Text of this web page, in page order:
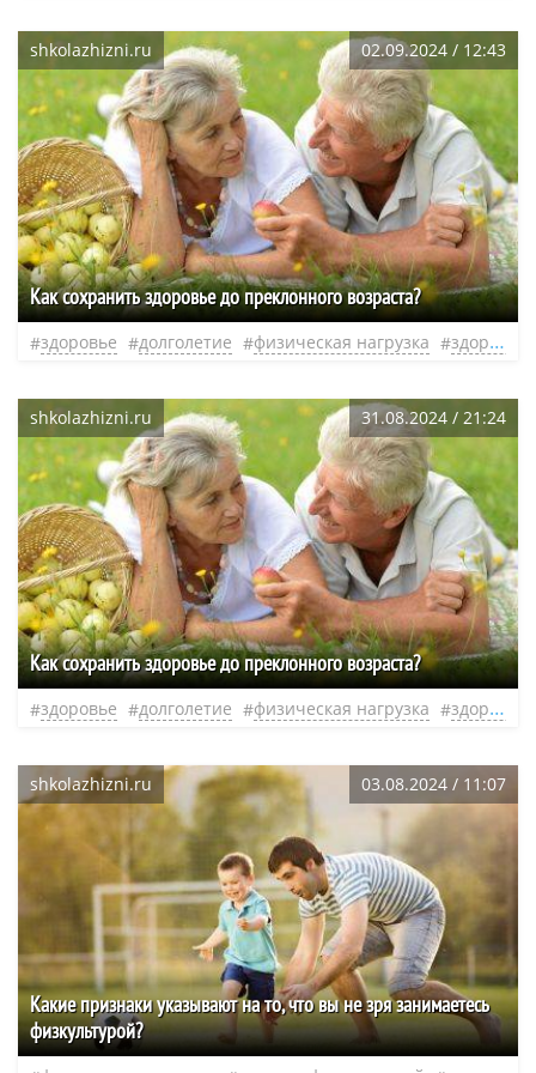
shkolazhizni.ru 02.09.2024 / 12:43
Как сохранить здоровье до преклонного возраста?
здоровье долголетие физическая нагрузка здоровый образ жизни
shkolazhizni.ru 31.08.2024 / 21:24
Как сохранить здоровье до преклонного возраста?
здоровье долголетие физическая нагрузка здоровый образ жизни
shkolazhizni.ru 03.08.2024 / 11:07
Какие признаки указывают на то, что вы не зря занимаетесь
физкультурой?